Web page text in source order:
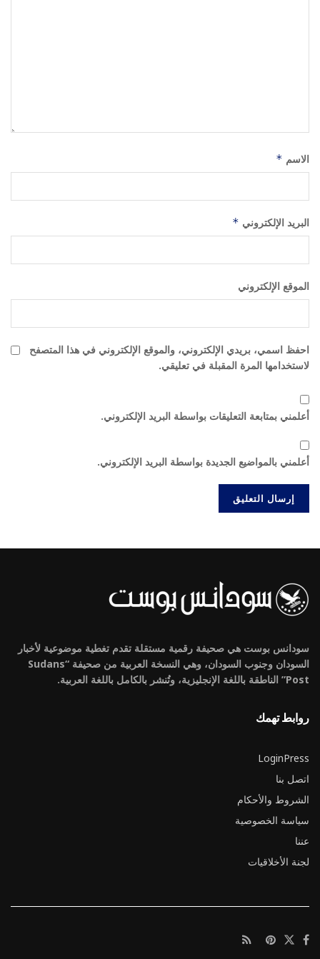
الاسم *
البريد الإلكتروني *
الموقع الإلكتروني
احفظ اسمي، بريدي الإلكتروني، والموقع الإلكتروني في هذا المتصفح
لاستخدامها المرة المقبلة في تعليقي.
أعلمني بمتابعة التعليقات بواسطة البريد الإلكتروني.
أعلمني بالمواضيع الجديدة بواسطة البريد الإلكتروني.
سودانس بوست هي صحيفة رقمية مستقلة تقدم تغطية موضوعية لأخبار
السودان وجنوب السودان، وهي النسخة العربية من صحيفة “Sudans
Post” الناطقة باللغة الإنجليزية، وتُنشر بالكامل باللغة العربية.
روابط تهمك
LoginPress
اتصل بنا
الشروط والأحكام
سياسة الخصوصية
عننا
لجنة الأخلاقيات